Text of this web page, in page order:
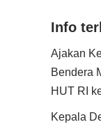
Info
Ajakan
Bendera
HUT RI
Kepala